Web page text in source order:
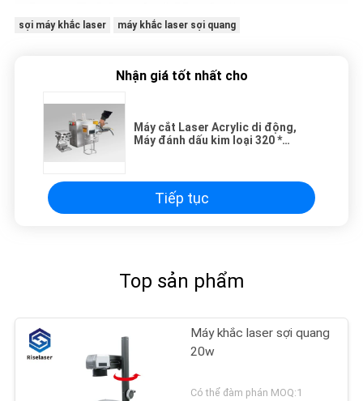
sợi máy khắc laser máy khắc laser sợi quang
Nhận giá tốt nhất cho
Máy cắt Laser Acrylic di động,
Máy đánh dấu kim loại 320 *
Tiếp tục
Top sản phẩm
Máy khắc laser sợi quang
20w
Có thể đàm phán MOQ:1